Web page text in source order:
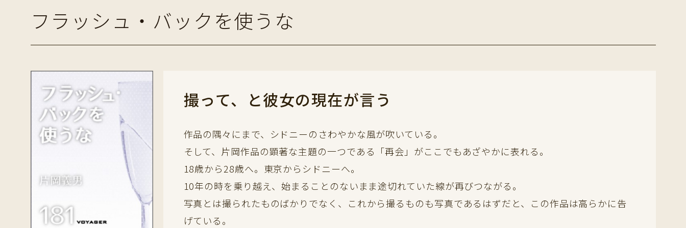
フラッシュ・バックを使うな
撮って、と彼女の現在が言う
作品の隅々にまで、シドニーのさわやかな風が吹いている。
そして、片岡作品の顕著な主題の一つである「再会」がここでもあざやかに表れる。
18歳から28歳へ。東京からシドニーへ。
10年の時を乗り越え、始まることのないまま途切れていた線が再びつながる。
写真とは撮られたものばかりでなく、これから撮るものも写真であるはずだと、この作品は高らかに告
げている。